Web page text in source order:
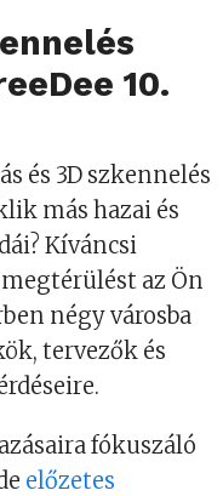
10.
és 3D szkennelés
más hazai és
Kíváncsi
az Ön
négy városba
tervezők és
fókuszáló
előzetes